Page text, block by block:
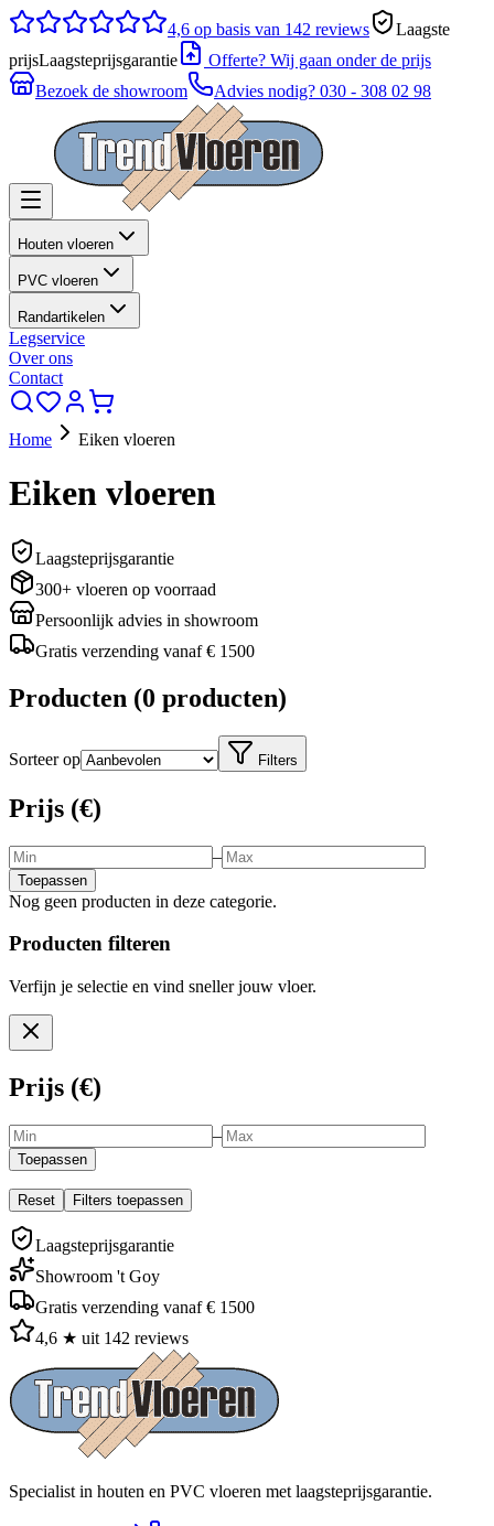
4,6 op basis van 142 reviews
Laagste
prijsLaagsteprijsgarantie
Offerte? Wij gaan onder de prijs
Bezoek de showroom
Advies nodig? 030 - 308 02 98
Houten vloeren
PVC vloeren
Randartikelen
Legservice
Over ons
Contact
Home Eiken vloeren
Eiken vloeren
Laagsteprijsgarantie
300+ vloeren op voorraad
Persoonlijk advies in showroom
Gratis verzending vanaf € 1500
Producten (0 producten)
Sorteer op Filters
Prijs (€)
–
Toepassen
Nog geen producten in deze categorie.
Producten filteren
Verfijn je selectie en vind sneller jouw vloer.
Prijs (€)
–
Toepassen
Reset Filters toepassen
Laagsteprijsgarantie
Showroom 't Goy
Gratis verzending vanaf € 1500
4,6 ★ uit 142 reviews
Specialist in houten en PVC vloeren met laagsteprijsgarantie.